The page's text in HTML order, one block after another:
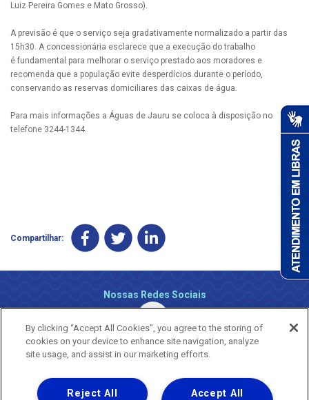
Luiz Pereira Gomes e Mato Grosso).
A previsão é que o serviço seja gradativamente normalizado a partir das
15h30. A concessionária esclarece que a execução do trabalho
é fundamental para melhorar o serviço prestado aos moradores e
recomenda que a população evite desperdícios durante o período,
conservando as reservas domiciliares das caixas de água.
Para mais informações a Águas de Jauru se coloca à disposição no
telefone 3244-1344.
Compartilhar:
Nossas Redes Sociais
By clicking “Accept All Cookies”, you agree to the storing of
cookies on your device to enhance site navigation, analyze
site usage, and assist in our marketing efforts.
Accept All
Reject All